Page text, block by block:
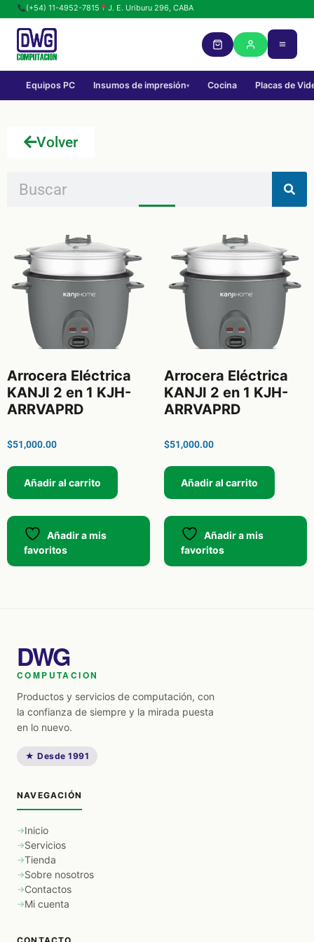
(+54) 11-4952-7815 J. E. Uriburu 296, CABA
Equipos PC Insumos de impresión▾ Cocina Placas de
Volver
Arrocera Eléctrica
KANJI 2 en 1 KJH-
ARRVAPRD
$51,000.00
Añadir al carrito
Añadir a mis
favoritos
Arrocera Eléctrica
KANJI 2 en 1 KJH-
ARRVAPRD
$51,000.00
Añadir al carrito
Añadir a mis
favoritos
DWG
COMPUTACION
Productos y servicios de computación, con
la confianza de siempre y la mirada puesta
en lo nuevo.
★ Desde 1991
NAVEGACIÓN
Inicio
Servicios
Tienda
Sobre nosotros
Contactos
Mi cuenta